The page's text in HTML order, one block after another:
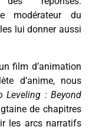
modérateur du
lui donner aussi
film d’animation
d’anime, nous
Leveling : Beyond
de chapitres
les arcs narratifs